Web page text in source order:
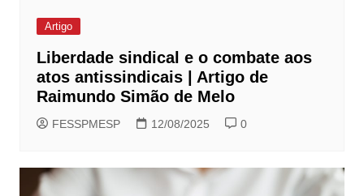
Artigo
Liberdade sindical e o combate aos
atos antissindicais | Artigo de
Raimundo Simão de Melo
FESSPMESP 12/08/2025 0